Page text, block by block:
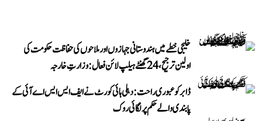
خلیجی خطے میں ہندوستانی جہازوں اور ملاحوں کی حفاظت حکومت کی
اولین ترجیح، 24 گھنٹے ہیلپ لائن فعال: وزارتِ خارجہ
ڈابر کو عبوری راحت: دہلی ہائی کورٹ نے ایف ایس ایس اے آئی کے
پابندی والے حکم پر لگائی روک